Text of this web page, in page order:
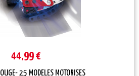
44,99 €
25 MODELES MOTORISES